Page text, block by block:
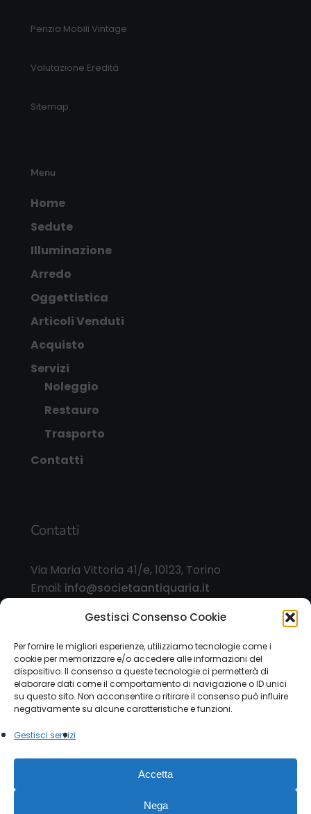
Gestisci Consenso Cookie
Per fornire le migliori esperienze, utilizziamo tecnologie come i
cookie per memorizzare e/o accedere alle informazioni del
dispositivo. Il consenso a queste tecnologie ci permetterà di
elaborare dati come il comportamento di navigazione o ID unici
su questo sito. Non acconsentire o ritirare il consenso può influire
negativamente su alcune caratteristiche e funzioni.
Gestisci servizi
Accetta
Nega
Perizia Mobili Vintage
Valutazione Eredità
Sitemap
Menu
Home
Sedute
Illuminazione
Arredo
Oggettistica
Articoli Venduti
Acquisto
Servizi
Noleggio
Restauro
Trasporto
Contatti
Contatti
Via Maria Vittoria 41/e, 10123, Torino
Email: info@societaantiquaria.it
Orari:
dal lunedì al sabato, 9.00/13.00 – 15.30/19.30, o
su appuntamento
© 2026 Società Antiquaria. - P.IVA 12151470015 |